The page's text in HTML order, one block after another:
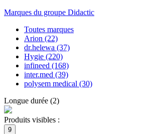
Marques du groupe Didactic
Toutes marques
Arion (22)
dr.helewa (37)
Hygie (220)
infineed (168)
inter.med (39)
polysem medical (30)
Longue durée (2)
Produits visibles :
9